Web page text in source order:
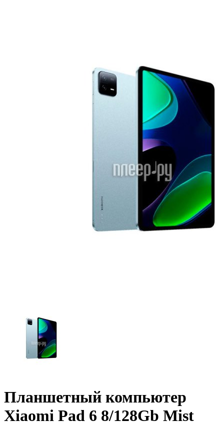
Планшетный компьютер
Xiaomi Pad 6 8/­128Gb Mist